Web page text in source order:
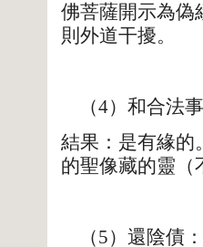
佛菩薩開示為偽
則外道干擾。
（4）和合法
結果：是有緣的
的聖像藏的靈（
（5）還陰債：